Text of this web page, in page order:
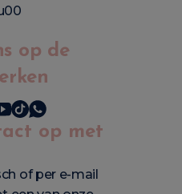
op de
op met
of per e-mail